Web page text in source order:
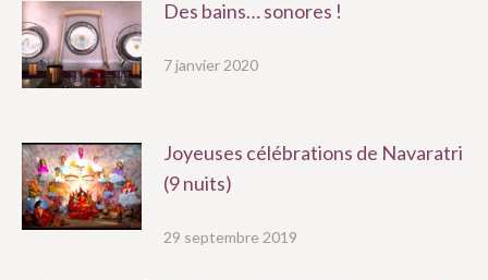
Des bains… sonores !
7 janvier 2020
Joyeuses célébrations de Navaratri
(9 nuits)
29 septembre 2019